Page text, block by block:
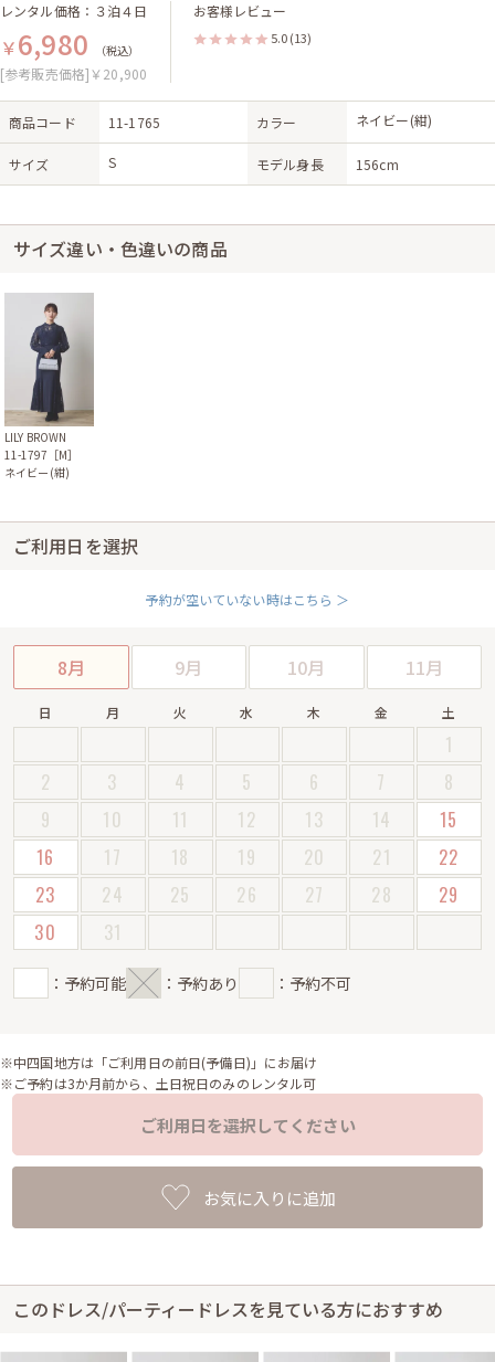
レンタル価格：３泊４日
￥6,980 （税込）
[参考販売価格]￥20,900
お客様レビュー
5.0 (13)
商品コード 11-1765 カラー ネイビー(紺)
サイズ S モデル身長 156cm
サイズ違い・色違いの商品
LILY BROWN
11-1797［M］
ネイビー(紺)
ご利用日を選択
予約が空いていない時はこちら ＞
8月 9月 10月 11月
日 月 火 水 木 金 土
1
2
3 4 5 6 7
8
9
10 11 12 13 14
15
16
17 18 19 20 21
22
23
24 25 26 27 28
29
30
31
：予約可能 ：予約あり ：予約不可
※中四国地方は「ご利用日の前日(予備日)」にお届け
※ご予約は3か月前から、土日祝日のみのレンタル可
ご利用日を選択してください
お気に入りに追加
このドレス/パーティードレスを見ている方におすすめ